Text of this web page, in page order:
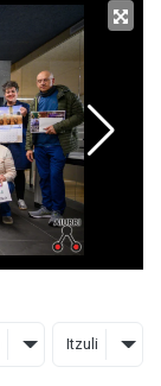
Itzuli